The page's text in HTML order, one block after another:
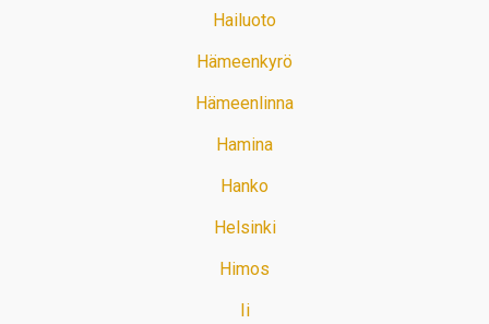
Hailuoto
Hämeenkyrö
Hämeenlinna
Hamina
Hanko
Helsinki
Himos
Ii